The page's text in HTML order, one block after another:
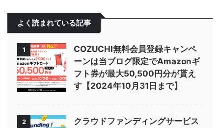
よく読まれている記事
1
COZUCHI無料会員登録キャンペ
ーンは当ブログ限定でAmazonギ
フト券が最大50,500円分が貰え
す【2024年10月31日まで】
2 クラウドファンディングサービス